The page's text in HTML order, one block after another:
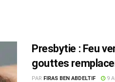
Presbytie : Feu
gouttes
PAR FIRAS BEN ABDELTIF 9